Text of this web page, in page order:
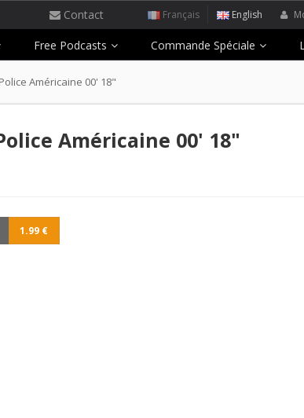
Contact Français English
Free Podcasts Commande Spéciale
Américaine 00' 18"
Américaine 00' 18"
1.99 €